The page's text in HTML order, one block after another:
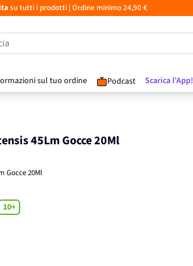
su tutti i prodotti| Ordine minimo 24,90 €
sul tuo ordine Podcast Scarica l'App!
45Lm Gocce 20Ml
Gocce 20Ml
10+